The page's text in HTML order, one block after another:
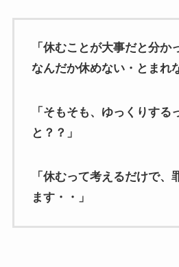
「休むことが大事だと分か
なんだか休めない・とまれ
「そもそも、ゆっくりする
と？？」
「休むって考えるだけで、
ます・・」